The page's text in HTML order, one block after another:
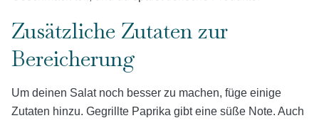
Zusätzliche Zutaten zur
Bereicherung
Um deinen Salat noch besser zu machen, füge einige
Zutaten hinzu. Gegrillte Paprika gibt eine süße Note. Auch